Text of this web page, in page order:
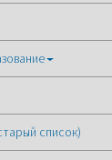
список)